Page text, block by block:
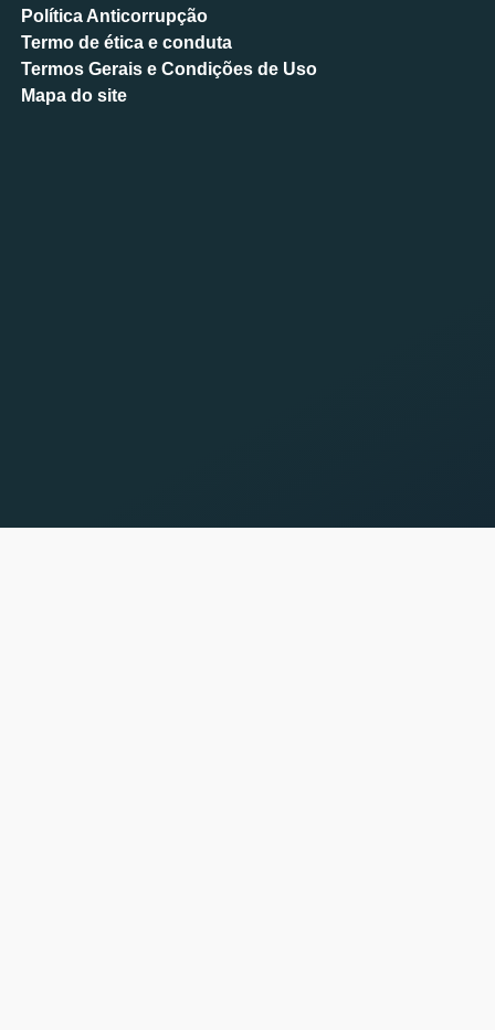
Política Anticorrupção
Termo de ética e conduta
Termos Gerais e Condições de Uso
Mapa do site